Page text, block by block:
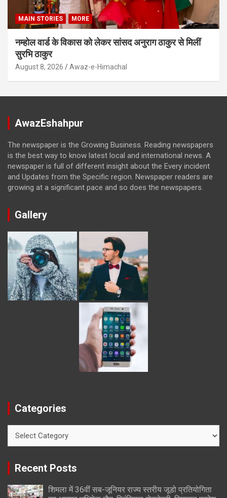
MAIN STORIES MORE
नम्होल वार्ड के विकास को लेकर सांसद अनुराग ठाकुर से मिलीं
सुरभि ठाकुर
August 8, 2026 Awaz-e-Himachal
AwazEshahpur
The newspaper is the Growing Business. Reading newspapers
is the best way to know latest local and international news. A
newspaper is full of different insight about the Every incident
and Updates from the Specific region. Newspaper readers are
growing at a significant pace and so does the newspapers.
Gallery
Categories
Recent Posts
शिमला में 36वीं सब-जूनियर राज्य स्तरीय जूडो प्रतियोगिता